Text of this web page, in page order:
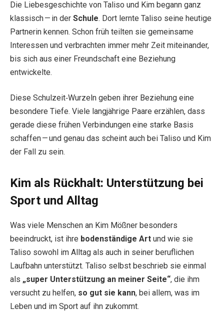
Die Liebesgeschichte von Taliso und Kim begann ganz
klassisch — in der Schule. Dort lernte Taliso seine heutige
Partnerin kennen. Schon früh teilten sie gemeinsame
Interessen und verbrachten immer mehr Zeit miteinander,
bis sich aus einer Freundschaft eine Beziehung
entwickelte.
Diese Schulzeit‑Wurzeln geben ihrer Beziehung eine
besondere Tiefe. Viele langjährige Paare erzählen, dass
gerade diese frühen Verbindungen eine starke Basis
schaffen — und genau das scheint auch bei Taliso und Kim
der Fall zu sein.
Kim als Rückhalt: Unterstützung bei
Sport und Alltag
Was viele Menschen an Kim Mößner besonders
beeindruckt, ist ihre bodenständige Art und wie sie
Taliso sowohl im Alltag als auch in seiner beruflichen
Laufbahn unterstützt. Taliso selbst beschrieb sie einmal
als „super Unterstützung an meiner Seite“, die ihm
versucht zu helfen, so gut sie kann, bei allem, was im
Leben und im Sport auf ihn zukommt.